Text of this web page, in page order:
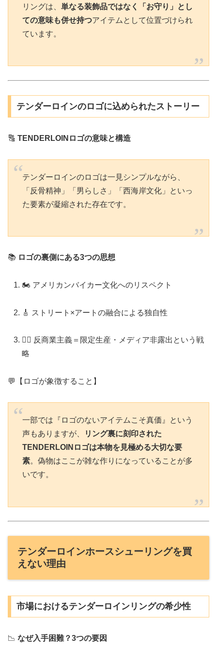
リングは、 単なる装飾品ではなく「お守り」とし
ての意味も併せ持つアイテムとして位置づけられ
ています。
テンダーロインのロゴに込められたストーリー
🔠 TENDERLOINロゴの意味と構造
テンダーロインのロゴは一見シンプルながら、
「反骨精神」「男らしさ」「西海岸文化」といっ
た要素が凝縮された存在です。
📚 ロゴの裏側にある3つの思想
🏍 アメリカンバイカー文化へのリスペクト
🎸 ストリート×アートの融合による独自性
🏴‍☠️ 反商業主義＝限定生産・メディア非露出という戦
略
💬【ロゴが象徴すること】
一部では『ロゴのないアイテムこそ真価』という
声もありますが、
リング裏に刻印された
TENDERLOINロゴは本物を見極める大切な要
素。偽物はここが雑な作りになっていることが多
いです。
テンダーロインホースシューリングを買
えない理由
市場におけるテンダーロインリングの希少性
📉 なぜ入手困難？3つの要因